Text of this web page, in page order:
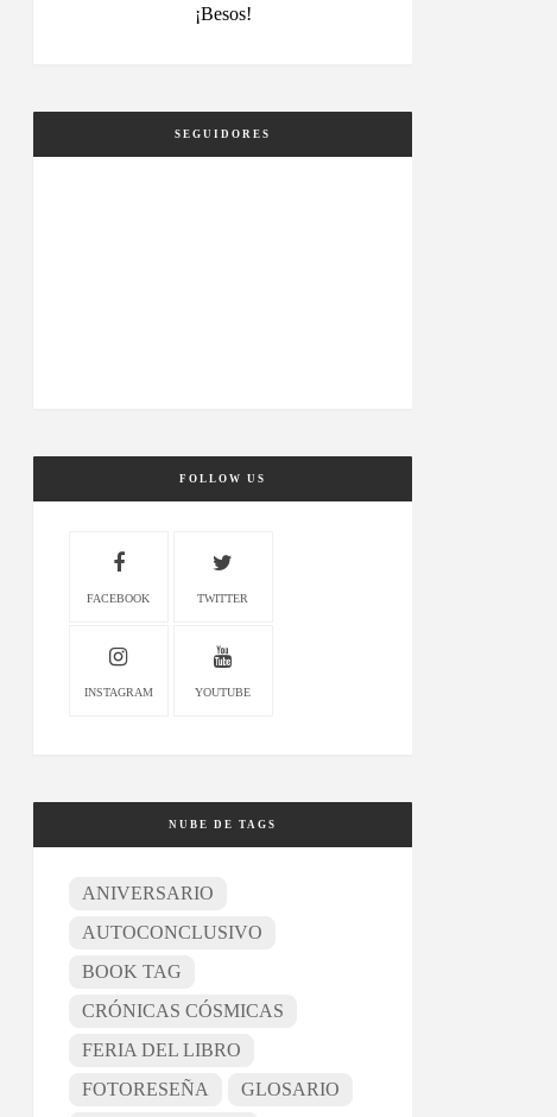
¡Besos!
SEGUIDORES
FOLLOW US
FACEBOOK TWITTER
INSTAGRAM YOUTUBE
NUBE DE TAGS
ANIVERSARIO
AUTOCONCLUSIVO
BOOK TAG
CRÓNICAS CÓSMICAS
FERIA DEL LIBRO
FOTORESEÑA
GLOSARIO